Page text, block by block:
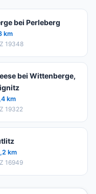
bei Perleberg
km
19348
bei Wittenberge,
km
19322
km
16949